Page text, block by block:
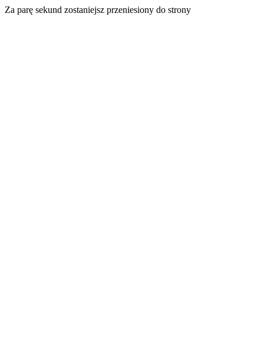
Za parę sekund zostaniejsz przeniesiony do strony